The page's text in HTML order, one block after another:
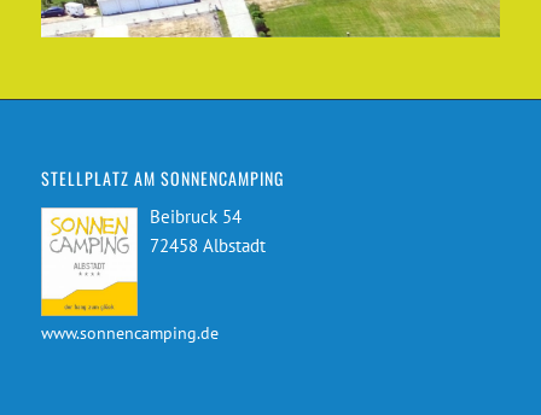
STELLPLATZ AM SONNENCAMPING
Beibruck 54
72458 Albstadt
www.sonnencamping.de